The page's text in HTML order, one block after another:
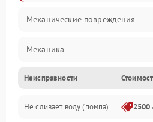
Механические повреждения
Механика
Электропитание
Водоснабжение
Неисправности
Не сливает воду (помпа) 2500